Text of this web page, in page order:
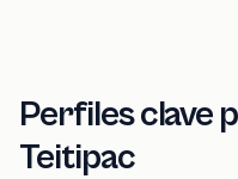
Perfiles clave
Teitipac